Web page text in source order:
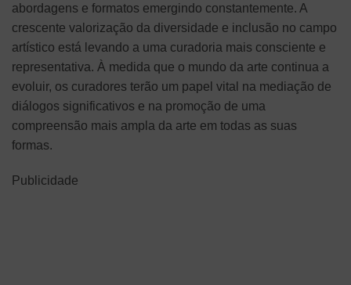
abordagens e formatos emergindo constantemente. A
crescente valorização da diversidade e inclusão no campo
artístico está levando a uma curadoria mais consciente e
representativa. À medida que o mundo da arte continua a
evoluir, os curadores terão um papel vital na mediação de
diálogos significativos e na promoção de uma
compreensão mais ampla da arte em todas as suas
formas.
Publicidade